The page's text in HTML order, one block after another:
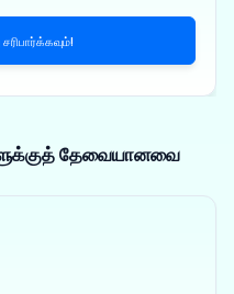
தேவையானவை